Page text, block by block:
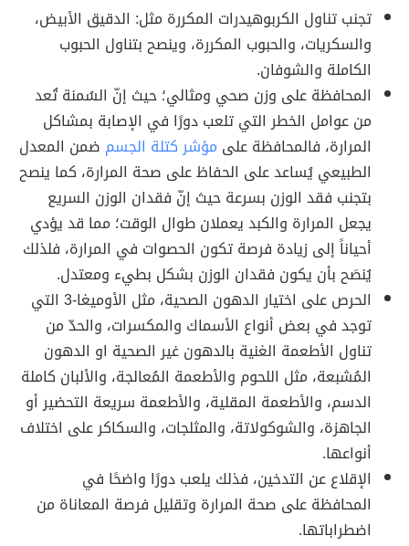
تجنب تناول الكربوهيدرات المكررة مثل: الدقيق الأبيض،
والسكريات، والحبوب المكررة، وينصح بتناول الحبوب
الكاملة والشوفان.
المحافظة على وزن صحي ومثالي؛ حيث إنّ السُمنة تُعد
من عوامل الخطر التي تلعب دورًا في الإصابة بمشاكل
المرارة، فالمحافظة على مؤشر كتلة الجسم ضمن المعدل
الطبيعي يُساعد على الحفاظ على صحة المرارة، كما ينصح
بتجنب فقد الوزن بسرعة حيث إنّ فقدان الوزن السريع
يجعل المرارة والكبد يعملان طوال الوقت؛ مما قد يؤدي
أحياناً إلى زيادة فرصة تكون الحصوات في المرارة، فلذلك
يُنصَح بأن يكون فقدان الوزن بشكل بطيء ومعتدل.
الحرص على اختيار الدهون الصحية، مثل الأوميغا-3 التي
توجد في بعض أنواع الأسماك والمكسرات، والحدّ من
تناول الأطعمة الغنية بالدهون غير الصحية او الدهون
المُشبعة، مثل اللحوم والأطعمة المُعالجة، والألبان كاملة
الدسم، والأطعمة المقلية، والأطعمة سريعة التحضير أو
الجاهزة، والشوكولاتة، والمثلجات، والسكاكر على اختلاف
أنواعها.
الإقلاع عن التدخين، فذلك يلعب دورًا واضحًا في
المحافظة على صحة المرارة وتقليل فرصة المعاناة من
اضطراباتها.